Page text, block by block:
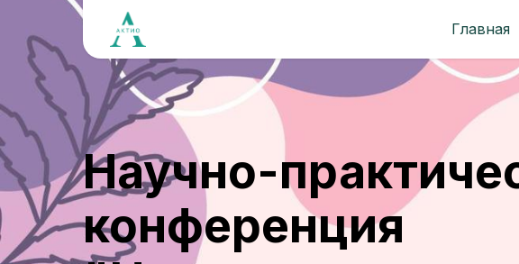
Главная
Научно-
конференция